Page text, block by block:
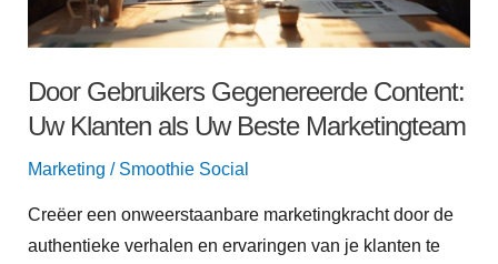
Door Gebruikers Gegenereerde Content:
Uw Klanten als Uw Beste Marketingteam
Marketing / Smoothie Social
Creëer een onweerstaanbare marketingkracht door de
authentieke verhalen en ervaringen van je klanten te
Uw
Marketingteam